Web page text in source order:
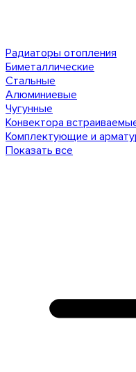
Радиаторы отопления
Биметаллические
Стальные
Алюминиевые
Чугунные
Конвектора
Комплектующие и
Показать все